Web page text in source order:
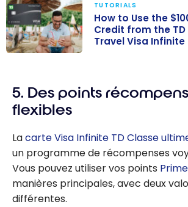
Credit from the
TD First Class
Infinite Card
TUTORIALS
How to Use the
Credit from the TD
Travel Visa Infinite
5. Des points
flexibles
Lacarte Visa Infinite TD Classe
un programme de récompenses
Vous pouvez utiliser vos points
manières principales, avec deux
différentes.